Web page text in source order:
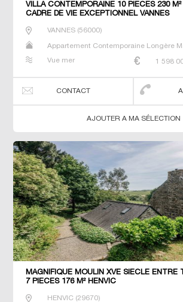
VILLA CONTEMPORAINE 10 PIECES 230 M²
CADRE DE VIE EXCEPTIONNEL VANNES
VANNES(56000)
Appartement Contemporaine Longère
Vue mer
1 598
CONTACT
AJOUTER A MA SÉLECTION
MAGNIFIQUE MOULIN XVE SIECLE ENTRE
7 PIECES 176 M² HENVIC
HENVIC(29670)